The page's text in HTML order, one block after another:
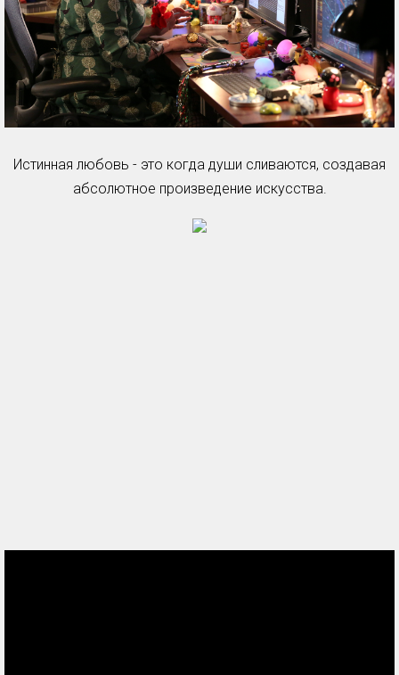
Истинная любовь - это когда души сливаются, создавая
абсолютное произведение искусства.